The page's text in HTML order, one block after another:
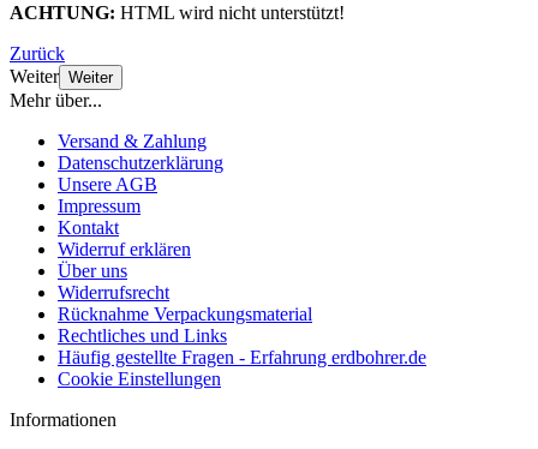
ACHTUNG: HTML wird nicht unterstützt!
Zurück
Weiter Weiter
Mehr über...
Versand & Zahlung
Datenschutzerklärung
Unsere AGB
Impressum
Kontakt
Widerruf erklären
Über uns
Widerrufsrecht
Rücknahme Verpackungsmaterial
Rechtliches und Links
Häufig gestellte Fragen - Erfahrung erdbohrer.de
Cookie Einstellungen
Informationen